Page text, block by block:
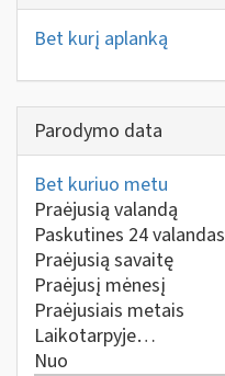
Bet kurį aplanką
Parodymo data
Bet kuriuo metu
Praėjusią valandą
Paskutines 24 valandas
Praėjusią savaitę
Praėjusį mėnesį
Praėjusiais metais
Laikotarpyje…
Nuo